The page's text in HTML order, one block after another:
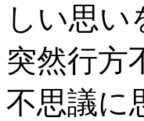
しい思
突然行方
不思議に